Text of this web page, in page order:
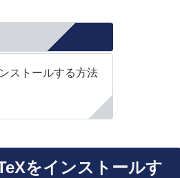
ストールする方法
をインストールす